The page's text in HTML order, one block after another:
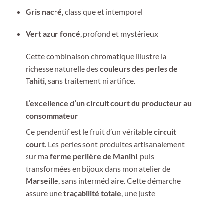
Gris nacré , classique et intemporel
Vert azur foncé, profond et mystérieux
Cette combinaison chromatique illustre la
richesse naturelle descouleurs des perles de
Tahiti, sans traitement ni artifice.
L’excellence d’un circuit court du producteur au
consommateur
Ce pendentif est le fruit d’un véritablecircuit
court. Les perles sont produites artisanalement
sur ma ferme perlière de Manihi, puis
transformées en bijoux dans mon atelier de
Marseille, sans intermédiaire. Cette démarche
assure unetraçabilité totale, une juste